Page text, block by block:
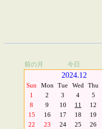
前の月 今日
2024.12
Sun Mon Tue Wed Thu
1
2 3 4 5
8
9 10 11 12
15
16 17 18 19
22
23 24 25 26